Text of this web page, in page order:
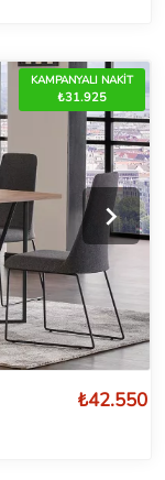
KAMPANYALI NAKİT
₺31.925
₺42.550